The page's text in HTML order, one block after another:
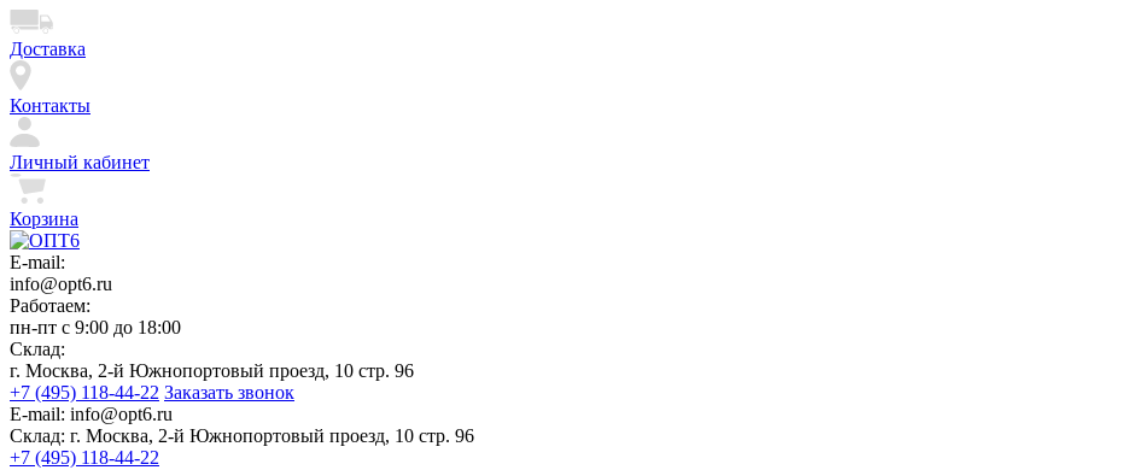
Доставка
Контакты
Личный кабинет
Корзина
E-mail:
info@opt6.ru
Работаем:
пн-пт с 9:00 до 18:00
Склад:
г. Москва, 2-й Южнопортовый проезд, 10 стр. 96
+7 (495) 118-44-22 Заказать звонок
E-mail: info@opt6.ru
Склад: г. Москва, 2-й Южнопортовый проезд, 10 стр. 96
+7 (495) 118-44-22